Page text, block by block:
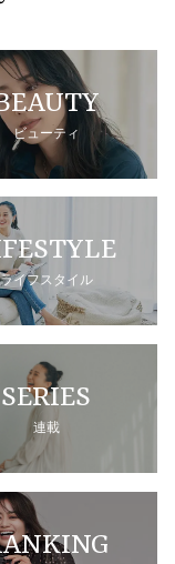
ビューティ
ライフスタイル
SERIES
連載